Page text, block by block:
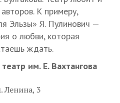
К примеру,
Эльзы» Я. Пулинович —
о любви, которая
ждать.
им. Е. Вахтангова
Ленина, 3